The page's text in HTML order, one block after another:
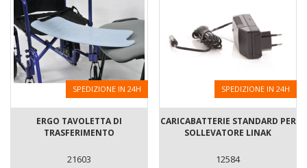
SPEDIZIONE IN 24H
ERGO TAVOLETTA DI
TRASFERIMENTO
21603
SPEDIZIONE IN 24H
CARICABATTERIE STANDARD PER
SOLLEVATORE LINAK
12584